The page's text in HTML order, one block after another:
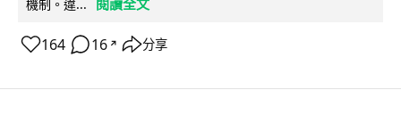
機制。違...
閱讀全文
164 16 ↗ 分享